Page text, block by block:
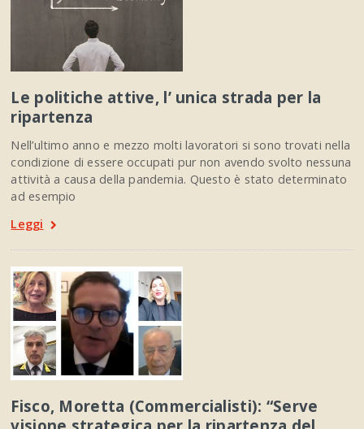
Le politiche attive, l’ unica strada per la
ripartenza
Nell’ultimo anno e mezzo molti lavoratori si sono trovati nella
condizione di essere occupati pur non avendo svolto nessuna
attività a causa della pandemia. Questo è stato determinato
ad esempio
Leggi
Fisco, Moretta (Commercialisti): “Serve